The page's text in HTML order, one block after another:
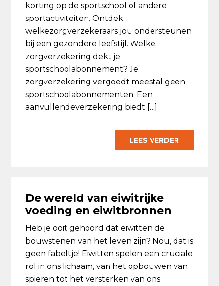
korting op de sportschool of andere
sportactiviteiten. Ontdek
welkezorgverzekeraars jou ondersteunen
bij een gezondere leefstijl. Welke
zorgverzekering dekt je
sportschoolabonnement? Je
zorgverzekering vergoedt meestal geen
sportschoolabonnementen. Een
aanvullendeverzekering biedt […]
LEES VERDER
De wereld van eiwitrijke
voeding en eiwitbronnen
Heb je ooit gehoord dat eiwitten de
bouwstenen van het leven zijn? Nou, dat is
geen fabeltje! Eiwitten spelen een cruciale
rol in ons lichaam, van het opbouwen van
spieren tot het versterken van ons